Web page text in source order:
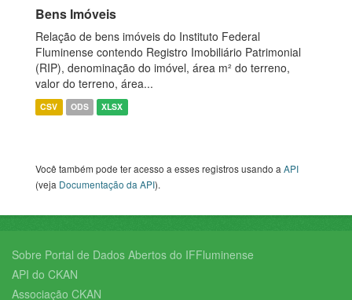
Bens Imóveis
Relação de bens imóveis do Instituto Federal
Fluminense contendo Registro Imobiliário Patrimonial
(RIP), denominação do imóvel, área m² do terreno,
valor do terreno, área...
CSV ODS XLSX
Você também pode ter acesso a esses registros usando aAPI
(veja Documentação da API).
Sobre Portal de Dados Abertos do IFFluminense
API do CKAN
Associação CKAN